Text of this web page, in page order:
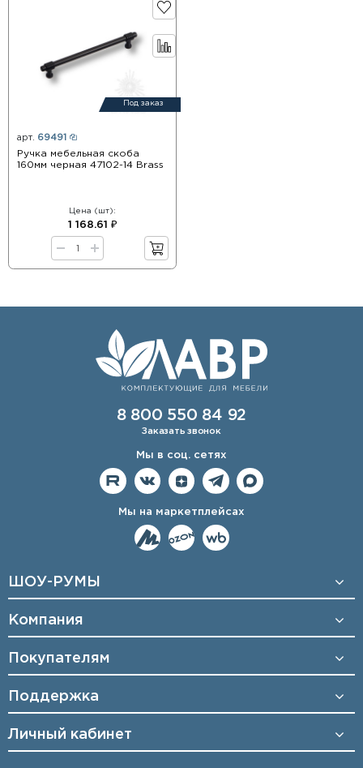
Под заказ
арт. 69491
Ручка мебельная скоба
160мм черная 47102-14 Brass
Цена (шт):
1 168.61 ₽
8 800 550 84 92
Заказать звонок
Мы в соц. сетях
Мы на маркетплейсах
ШОУ-РУМЫ
Компания
Покупателям
Поддержка
Личный кабинет